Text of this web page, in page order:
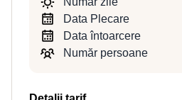
Data Plecare
Data întoarcere
Număr persoane